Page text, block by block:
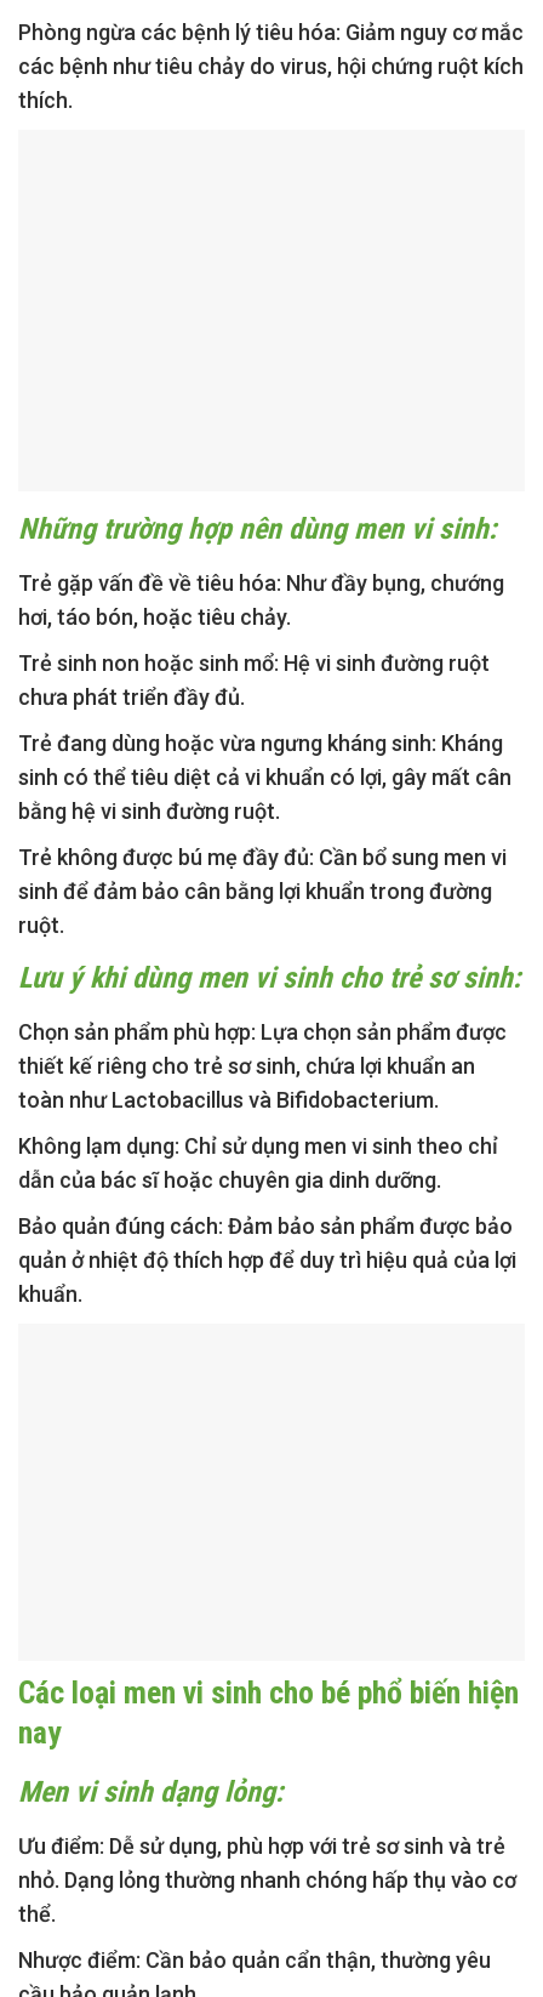
Phòng ngừa các bệnh lý tiêu hóa: Giảm nguy cơ mắc
các bệnh như tiêu chảy do virus, hội chứng ruột kích
thích.
Những trường hợp nên dùng men vi sinh:
Trẻ gặp vấn đề về tiêu hóa: Như đầy bụng, chướng
hơi, táo bón, hoặc tiêu chảy.
Trẻ sinh non hoặc sinh mổ: Hệ vi sinh đường ruột
chưa phát triển đầy đủ.
Trẻ đang dùng hoặc vừa ngưng kháng sinh: Kháng
sinh có thể tiêu diệt cả vi khuẩn có lợi, gây mất cân
bằng hệ vi sinh đường ruột.
Trẻ không được bú mẹ đầy đủ: Cần bổ sung men vi
sinh để đảm bảo cân bằng lợi khuẩn trong đường
ruột.
Lưu ý khi dùng men vi sinh cho trẻ sơ sinh:
Chọn sản phẩm phù hợp: Lựa chọn sản phẩm được
thiết kế riêng cho trẻ sơ sinh, chứa lợi khuẩn an
toàn như Lactobacillus và Bifidobacterium.
Không lạm dụng: Chỉ sử dụng men vi sinh theo chỉ
dẫn của bác sĩ hoặc chuyên gia dinh dưỡng.
Bảo quản đúng cách: Đảm bảo sản phẩm được bảo
quản ở nhiệt độ thích hợp để duy trì hiệu quả của lợi
khuẩn.
Các loại men vi sinh cho bé phổ biến hiện
nay
Men vi sinh dạng lỏng:
Ưu điểm: Dễ sử dụng, phù hợp với trẻ sơ sinh và trẻ
nhỏ. Dạng lỏng thường nhanh chóng hấp thụ vào cơ
thể.
Nhược điểm: Cần bảo quản cẩn thận, thường yêu